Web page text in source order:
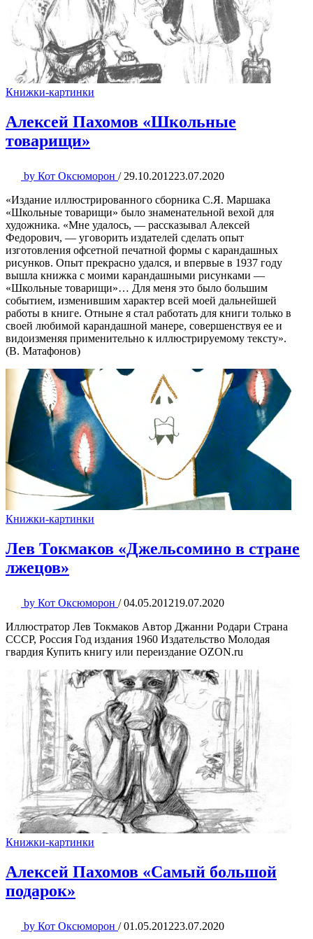
Книжки-картинки
Алексей Пахомов «Школьные
товарищи»
by Кот Оксюморон / 29.10.201223.07.2020
«Издание иллюстрированного сборника С.Я. Маршака
«Школьные товарищи» было знаменательной вехой для
художника. «Мне удалось, — рассказывал Алексей
Федорович, — уговорить издателей сделать опыт
изготовления офсетной печатной формы с карандашных
рисунков. Опыт прекрасно удался, и впервые в 1937 году
вышла книжка с моими карандашными рисунками —
«Школьные товарищи»… Для меня это было большим
событием, изменившим характер всей моей дальнейшей
работы в книге. Отныне я стал работать для книги только в
своей любимой карандашной манере, совершенствуя ее и
видоизменяя применительно к иллюстрируемому тексту».
(В. Матафонов)
Книжки-картинки
Лев Токмаков «Джельсомино в стране
лжецов»
by Кот Оксюморон / 04.05.201219.07.2020
Иллюстратор Лев Токмаков Автор Джанни Родари Страна
СССР, Россия Год издания 1960 Издательство Молодая
гвардия Купить книгу или переиздание OZON.ru
Книжки-картинки
Алексей Пахомов «Самый большой
подарок»
by Кот Оксюморон / 01.05.201223.07.2020